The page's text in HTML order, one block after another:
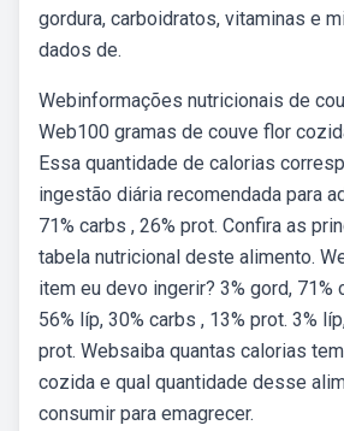
gordura, carboidratos, vitaminas e
dados de.
Webinformações nutricionais de
Web100 gramas de couve flor
Essa quantidade de calorias
ingestão diária recomendada para
71% carbs , 26% prot. Confira as
tabela nutricional deste alimento.
item eu devo ingerir? 3% gord, 71%
56% líp, 30% carbs , 13% prot. 3%
prot. Websaiba quantas calorias
cozida e qual quantidade desse
consumir para emagrecer.